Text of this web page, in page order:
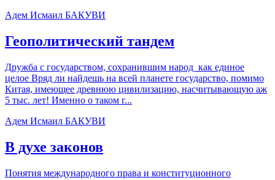
Адем Исмаил БАКУВИ
Геополитический тандем
Дружба с государством, сохранившим народ как единое
целое Вряд ли найдешь на всей планете государство, помимо
Китая, имеющее древнюю цивилизацию, насчитывающую аж
5 тыс. лет! Именно о таком г...
Адем Исмаил БАКУВИ
В духе законов
Понятия международного права и конституционного